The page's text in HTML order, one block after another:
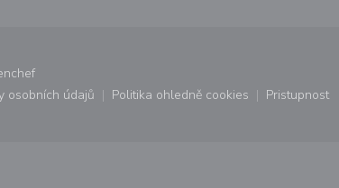
((otevře se v novém okně))
osobních údajů
((otevře se v novém okně))
Politika ohledně cookies
((otevře se v novém okně))
Pristupnost